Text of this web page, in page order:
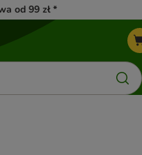
od 99 zł *